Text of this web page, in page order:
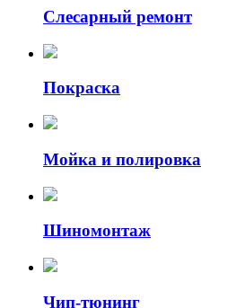
Слесарный ремонт
Покраска
Мойка и полировка
Шиномонтаж
Чип-тюнинг